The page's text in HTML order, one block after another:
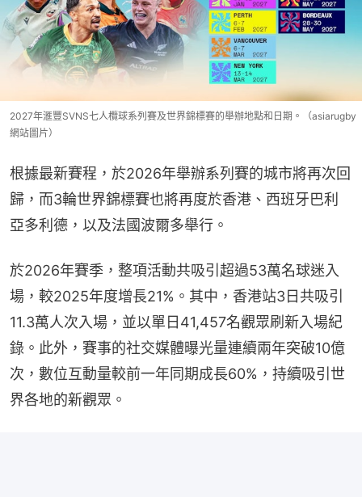
2027年滙豐SVNS七人欖球系列賽及世界錦標賽的舉辦地點和日期。（asiarugby
網站圖片）
根據最新賽程，於2026年舉辦系列賽的城市將再次回
歸，而3輪世界錦標賽也將再度於香港、西班牙巴利
亞多利德，以及法國波爾多舉行。
於2026年賽季，整項活動共吸引超過53萬名球迷入
場，較2025年度增長21%。其中，香港站3日共吸引
11.3萬人次入場，並以單日41,457名觀眾刷新入場紀
錄。此外，賽事的社交媒體曝光量連續兩年突破10億
次，數位互動量較前一年同期成長60%，持續吸引世
界各地的新觀眾。